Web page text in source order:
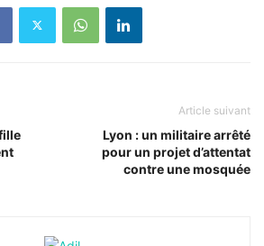
Article suivant
Lyon : un militaire arrêté
pour un projet d’attentat
contre une mosquée